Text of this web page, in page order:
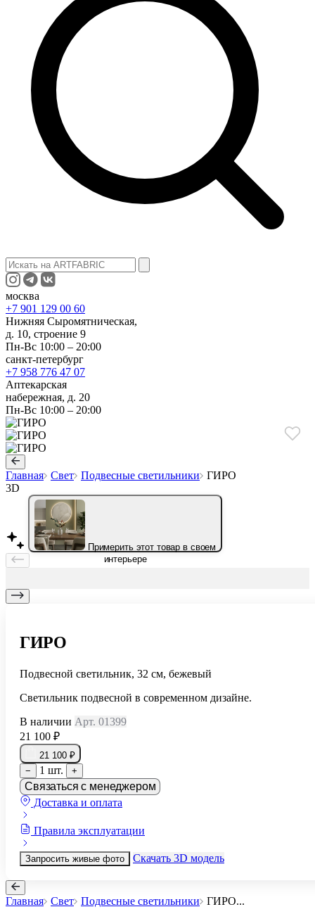
москва
+7 901 129 00 60
Нижняя Сыромятническая,
д. 10, строение 9
Пн-Вс 10:00 – 20:00
санкт-петербург
+7 958 776 47 07
Аптекарская
набережная, д. 20
Пн-Вс 10:00 – 20:00
Главная Свет Подвесные светильники
ГИРО
3D
Примерить этот товар в своем
интерьере
ГИРО
Подвесной светильник, 32 см, бежевый
Светильник подвесной в современном дизайне.
В наличии Арт. 01399
21 100 ₽
21 100 ₽
−
1 шт. +
Связаться с менеджером
Доставка и оплата
Правила эксплуатации
Запросить живые фото Скачать 3D модель
Главная Свет Подвесные светильники ГИРО...